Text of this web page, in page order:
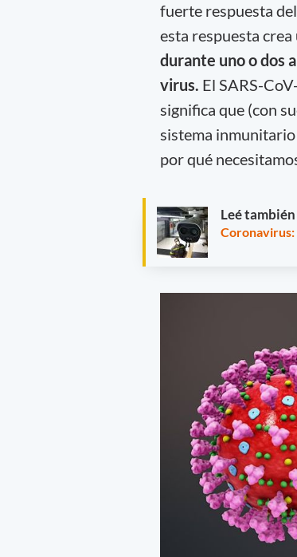
fuerte respuesta
esta respuesta crea
durante uno o dos
virus. El SARS-
significa que (con
sistema inmunitario
por qué
Leé también